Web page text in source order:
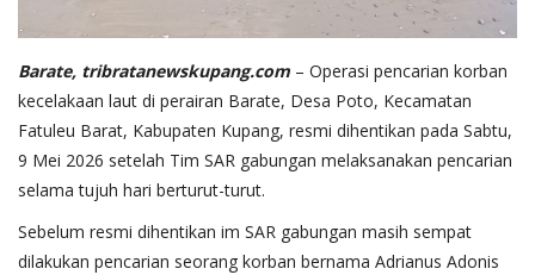
Barate, tribratanewskupang.com – Operasi pencarian korban
kecelakaan laut di perairan Barate, Desa Poto, Kecamatan
Fatuleu Barat, Kabupaten Kupang, resmi dihentikan pada Sabtu,
9 Mei 2026 setelah Tim SAR gabungan melaksanakan pencarian
selama tujuh hari berturut-turut.
Sebelum resmi dihentikan im SAR gabungan masih sempat
dilakukan pencarian seorang korban bernama Adrianus Adonis